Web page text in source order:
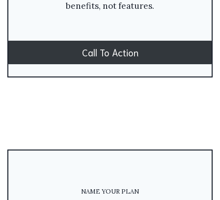
benefits, not features.
Call To Action
NAME YOUR PLAN